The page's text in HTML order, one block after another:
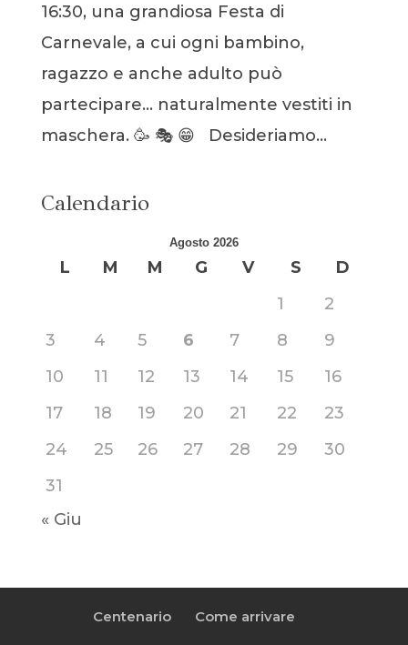
16:30, una grandiosa Festa di
Carnevale, a cui ogni bambino,
ragazzo e anche adulto può
partecipare… naturalmente vestiti in
maschera. 🥳 🎭 😁 Desideriamo...
Calendario
Agosto 2026
L M M G V S
D
1
2
3
4 5 6 7 8
9
10
11 12 13 14 15
16
17
18 19 20 21 22
23
24
25 26 27 28 29
30
31
« Giu
Centenario Come arrivare